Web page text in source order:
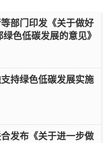
部门印发《关于做好
色低碳发展的意见》
持绿色低碳发展实施
发布《关于进一步做